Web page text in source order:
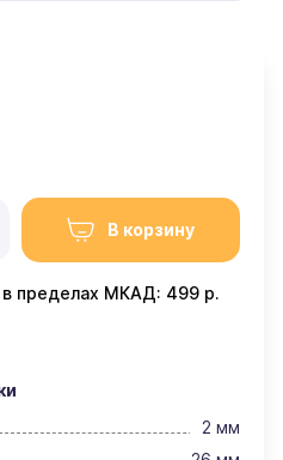
В корзину
пределах МКАД: 499 р.
2 мм